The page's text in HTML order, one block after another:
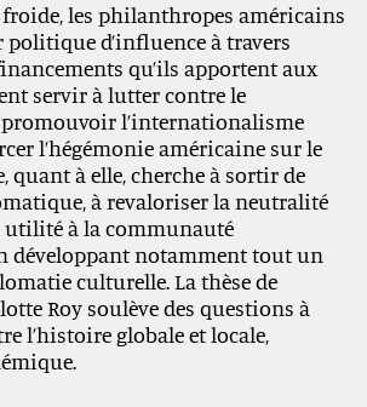
les philanthropes américains
d’influence à travers
qu’ils apportent aux
servir à lutter contre le
l’internationalisme
l’hégémonie américaine sur le
quant à elle, cherche à sortir de
à revaloriser la neutralité
utilité à la communauté
développant notamment tout un
culturelle. La thèse de
Roy soulève des questions à
l’histoire globale et locale,